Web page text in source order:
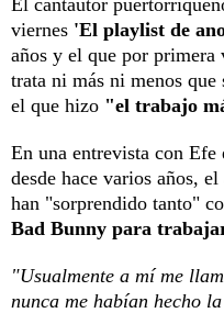
viernes 'El playlist de
años y el que por primera
trata ni más ni menos que
el que hizo "el trabajo
En una entrevista con
desde hace varios años,
han "sorprendido tanto"
Bad Bunny para
"Usualmente a mí me
nunca me habían hecho